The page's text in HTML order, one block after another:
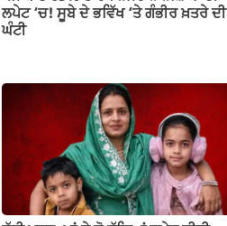
ਲਪੇਟ ‘ਚ! ਸੂਬੇ ਦੇ ਭਵਿੱਖ ‘ਤੇ ਗੰਭੀਰ ਖ਼ਤਰੇ ਦੀ
ਘੰਟੀ